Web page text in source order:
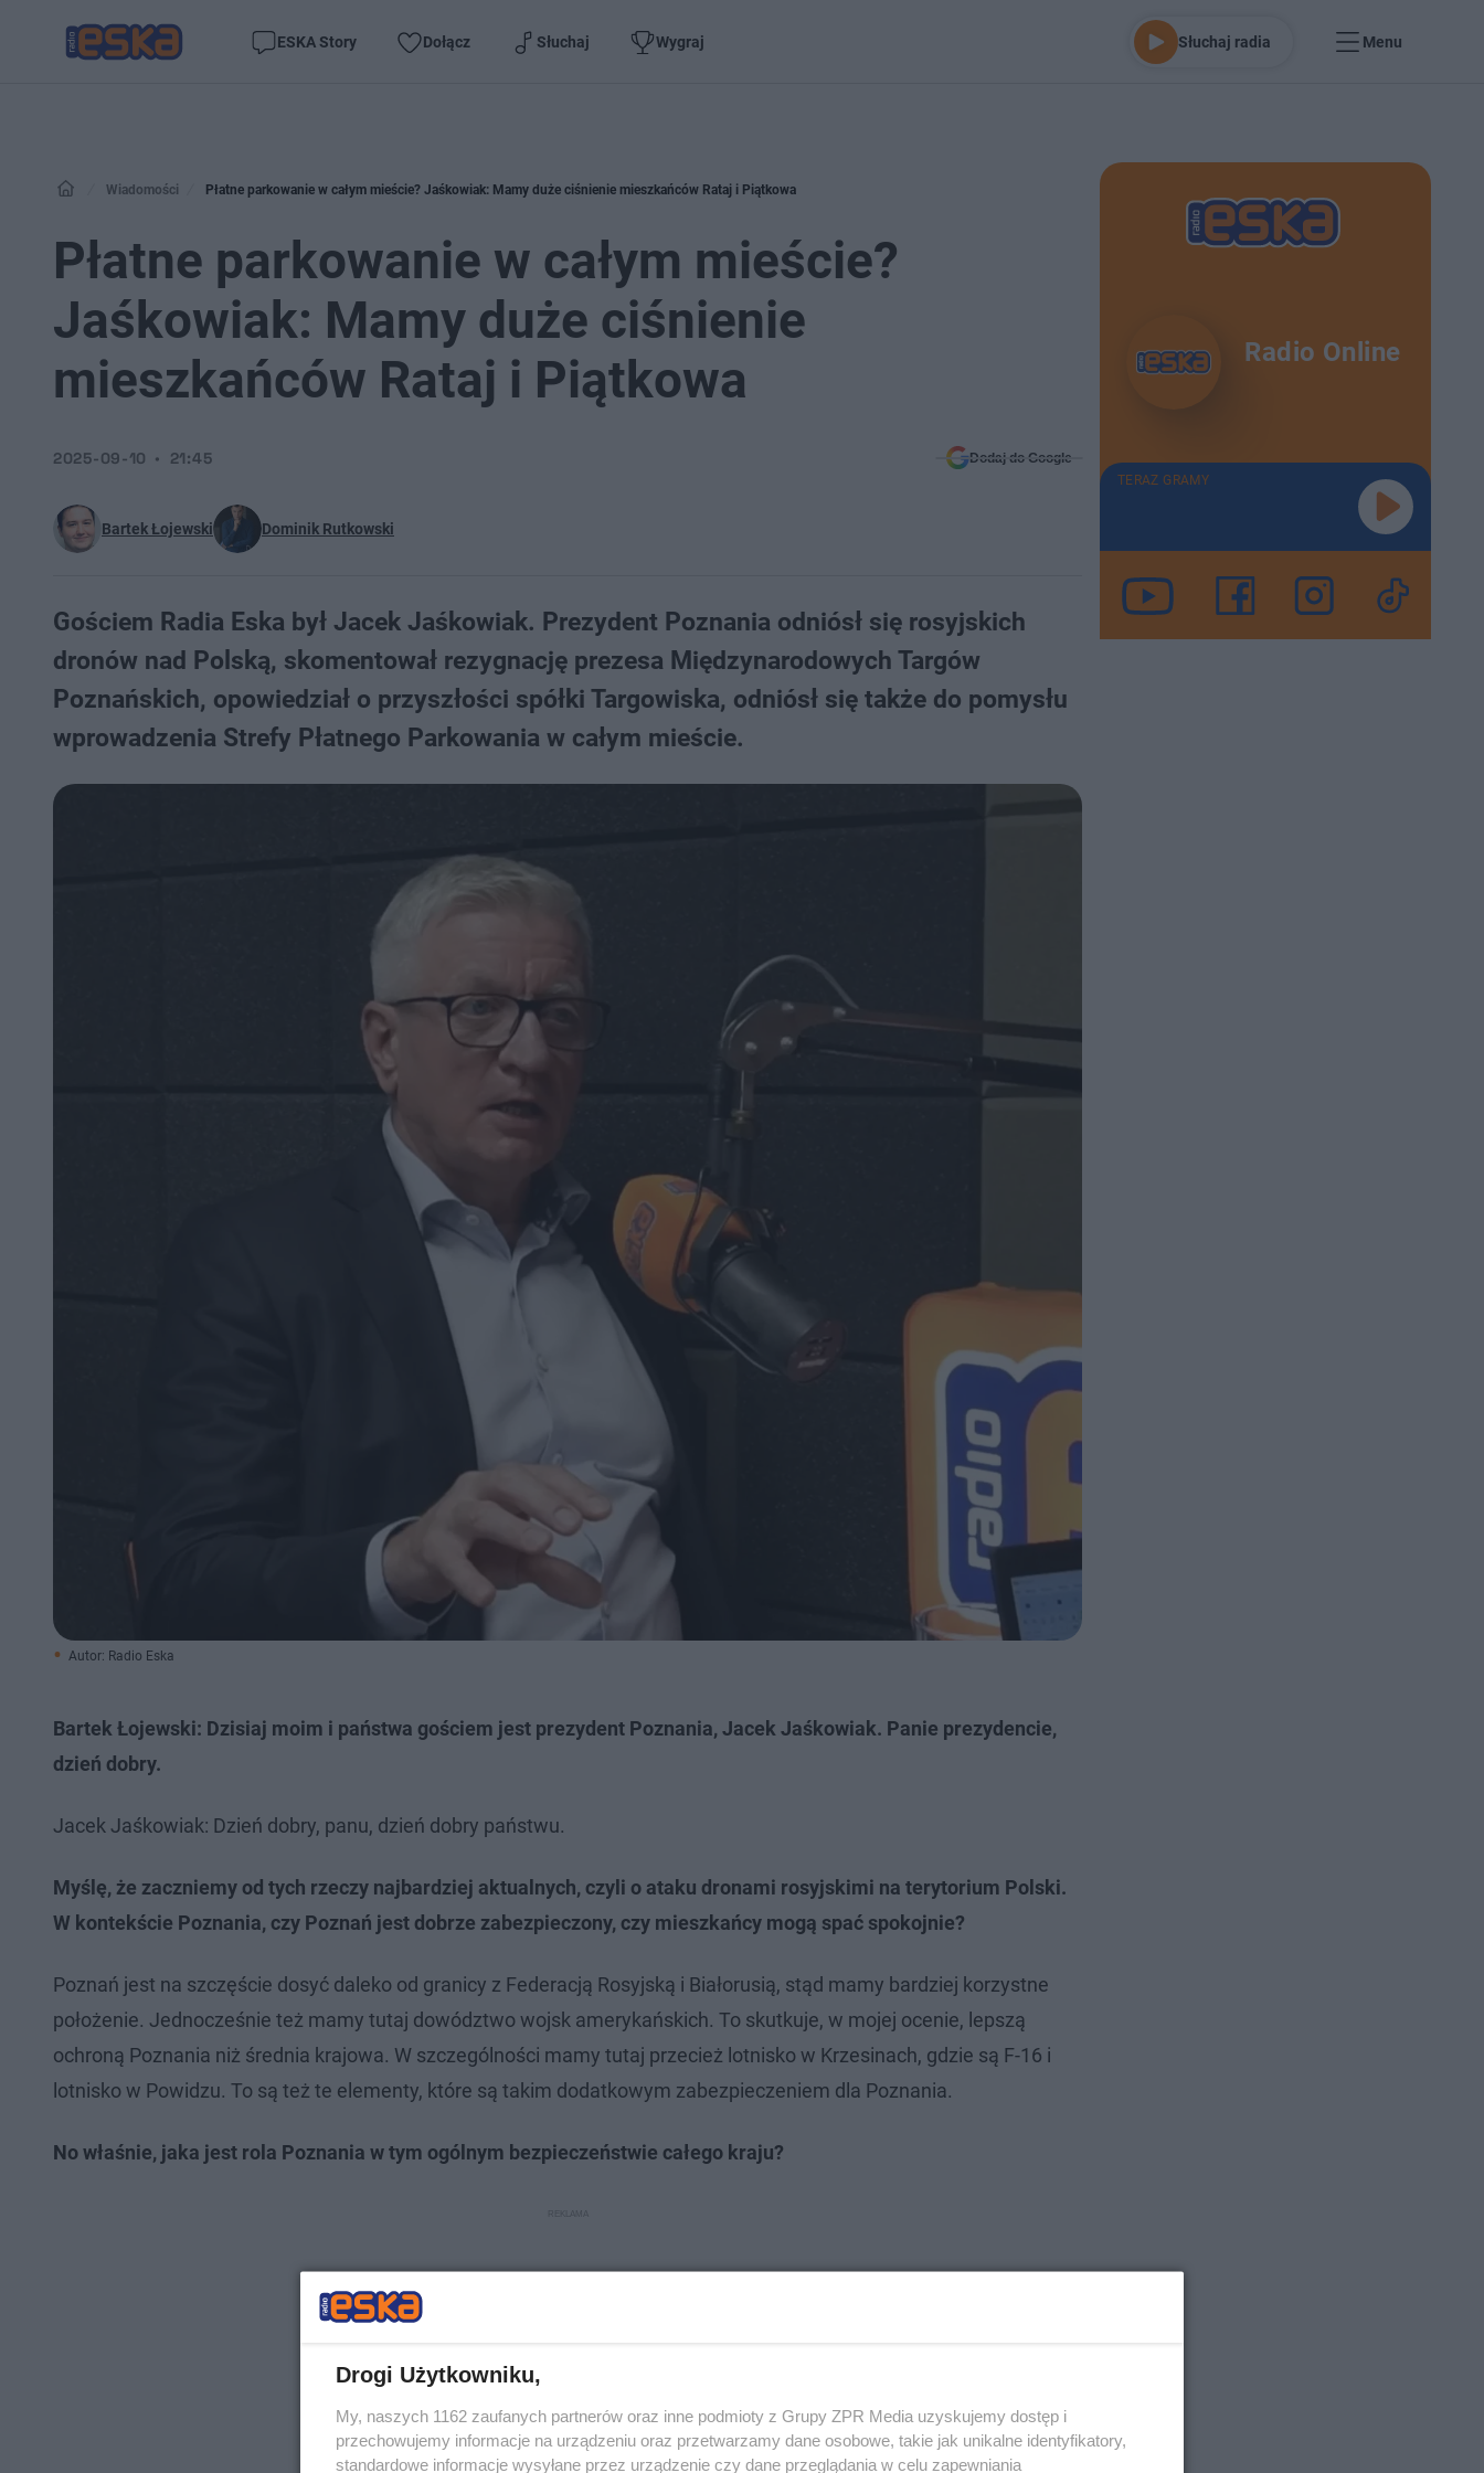
ESKA Story Dołącz Słuchaj Wygraj Słuchaj radia Menu
Wiadomości Płatne parkowanie w całym mieście? Jaśkowiak: Mamy duże ciśnienie mieszkańców Rataj i Piątkowa
Płatne parkowanie w całym mieście?
Jaśkowiak: Mamy duże ciśnienie
mieszkańców Rataj i Piątkowa
Bartek Łojewski Dominik Rutkowski
2025-09-10 21:45 Dodaj do Google
Gościem Radia Eska był Jacek Jaśkowiak. Prezydent Poznania odniósł się rosyjskich
dronów nad Polską, skomentował rezygnację prezesa Międzynarodowych Targów
Poznańskich, opowiedział o przyszłości spółki Targowiska, odniósł się także do pomysłu
wprowadzenia Strefy Płatnego Parkowania w całym mieście.
Autor: Radio Eska
Bartek Łojewski: Dzisiaj moim i państwa gościem jest prezydent Poznania, Jacek Jaśkowiak. Panie prezydencie,
dzień dobry.
Jacek Jaśkowiak: Dzień dobry, panu, dzień dobry państwu.
Myślę, że zaczniemy od tych rzeczy najbardziej aktualnych, czyli o ataku dronami rosyjskimi na terytorium Polski.
W kontekście Poznania, czy Poznań jest dobrze zabezpieczony, czy mieszkańcy mogą spać spokojnie?
Poznań jest na szczęście dosyć daleko od granicy z Federacją Rosyjską i Białorusią, stąd mamy bardziej korzystne
położenie. Jednocześnie też mamy tutaj dowództwo wojsk amerykańskich. To skutkuje, w mojej ocenie, lepszą
ochroną Poznania niż średnia krajowa. W szczególności mamy tutaj przecież lotnisko w Krzesinach, gdzie są F-16 i
lotnisko w Powidzu. To są też te elementy, które są takim dodatkowym zabezpieczeniem dla Poznania.
No właśnie, jaka jest rola Poznania w tym ogólnym bezpieczeństwie całego kraju?
Radio Online
TERAZ GRAMY
Drogi Użytkowniku,
My, naszych 1162 zaufanych partnerów oraz inne podmioty z Grupy ZPR Media uzyskujemy dostęp i
przechowujemy informacje na urządzeniu oraz przetwarzamy dane osobowe, takie jak unikalne identyfikatory,
standardowe informacje wysyłane przez urządzenie czy dane przeglądania w celu zapewniania